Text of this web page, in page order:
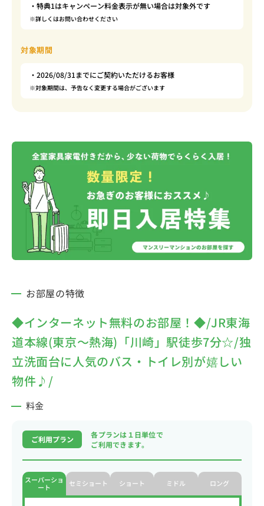
・特典1はキャンペーン料金表示が無い場合は対象外です
※詳しくはお問い合わせください
対象期間
・2026/08/31までにご契約いただけるお客様
※対象期間は、予告なく変更する場合がございます
お部屋の特徴
◆インターネット無料のお部屋！◆/JR東海
道本線(東京～熱海)「川崎」駅徒歩7分☆/独
立洗面台に人気のバス・トイレ別が嬉しい
物件♪/
料金
ご利用プラン
各プランは１日単位で
ご利用できます。
スーパーショ
ート
セミショート ショート ミドル ロング